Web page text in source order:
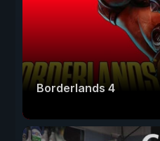
Borderlands 4